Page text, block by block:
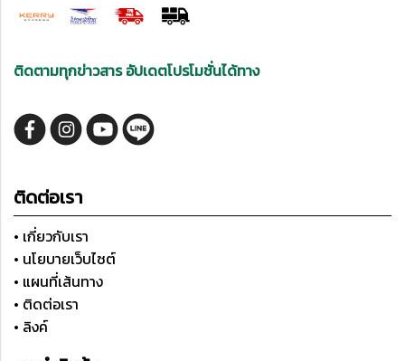
ติดตามทุกข่าวสาร อัปเดตโปรโมชั่นได้ทาง
ติดต่อเรา
• เกี่ยวกับเรา
• นโยบายเว็บไซต์
• แผนที่เส้นทาง
• ติดต่อเรา
• ลิงค์